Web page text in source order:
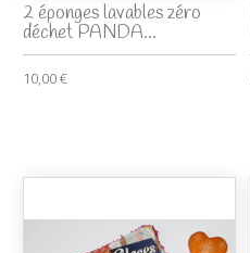
2 éponges lavables zéro
déchet PANDA...
10,00 €